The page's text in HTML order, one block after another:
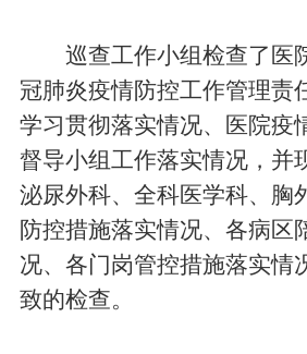
巡查工作小组检查了医
冠肺炎疫情防控工作管理责
学习贯彻落实情况、医院疫
督导小组工作落实情况，并
泌尿外科、全科医学科、胸
防控措施落实情况、各病区
况、各门岗管控措施落实情
致的检查。